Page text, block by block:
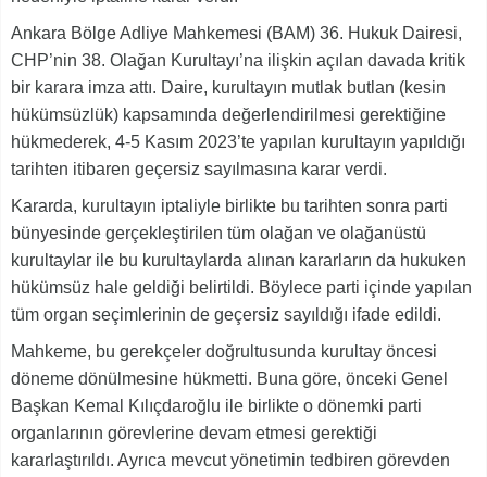
Ankara Bölge Adliye Mahkemesi (BAM) 36. Hukuk Dairesi,
CHP’nin 38. Olağan Kurultayı’na ilişkin açılan davada kritik
bir karara imza attı. Daire, kurultayın mutlak butlan (kesin
hükümsüzlük) kapsamında değerlendirilmesi gerektiğine
hükmederek, 4-5 Kasım 2023’te yapılan kurultayın yapıldığı
tarihten itibaren geçersiz sayılmasına karar verdi.
Kararda, kurultayın iptaliyle birlikte bu tarihten sonra parti
bünyesinde gerçekleştirilen tüm olağan ve olağanüstü
kurultaylar ile bu kurultaylarda alınan kararların da hukuken
hükümsüz hale geldiği belirtildi. Böylece parti içinde yapılan
tüm organ seçimlerinin de geçersiz sayıldığı ifade edildi.
Mahkeme, bu gerekçeler doğrultusunda kurultay öncesi
döneme dönülmesine hükmetti. Buna göre, önceki Genel
Başkan Kemal Kılıçdaroğlu ile birlikte o dönemki parti
organlarının görevlerine devam etmesi gerektiği
kararlaştırıldı. Ayrıca mevcut yönetimin tedbiren görevden